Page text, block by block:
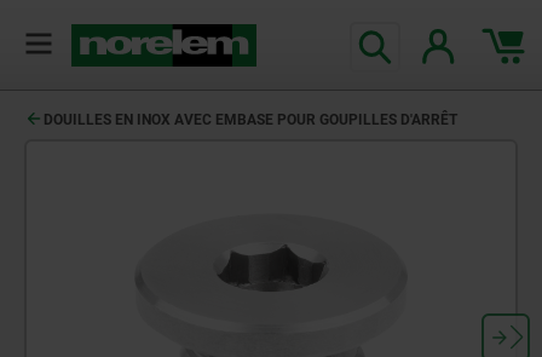
DOUILLES EN INOX AVEC EMBASE POUR GOUPILLES D'ARRÊT